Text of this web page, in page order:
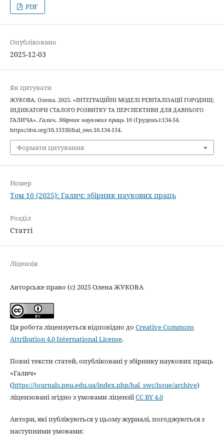
PDF
Опубліковано
2025-12-03
Як цитувати
ЖУКОВА, Олена. 2025. «ІНТЕГРАЦІЙНІ МОДЕЛІ РЕВІТАЛІЗАЦІЇ ГОРОДИЩ:
ІНДИКАТОРИ СТАЛОГО РОЗВИТКУ ТА ПЕРСПЕКТИВИ ДЛЯ ДАВНЬОГО
ГАЛИЧА». Галич. Збірник наукових праць10 (Грудень):134-54.
https://doi.org/10.15330/hal_swc.10.134-154.
Формати цитування
Номер
Том 10 (2025): Галич: збірник наукових праць
Розділ
Статті
Ліцензія
Авторське право (c) 2025 Олена ЖУКОВА
Ця робота ліцензується відповідно до Creative Commons
Attribution 4.0 International License.
Повні тексти статей, опубліковані у збірнику наукових праць
«Галич»
(https://journals.pnu.edu.ua/index.php/hal_swc/issue/archive)
ліцензовані згідно з умовами ліцензіїCC BY 4.0
Автори, які публікуються у цьому журналі, погоджуються з
наступними умовами: